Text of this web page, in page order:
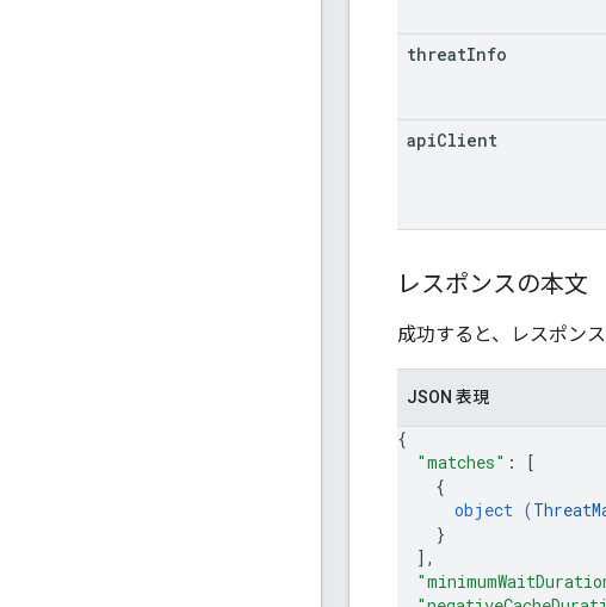
threatInfo
apiClient
レスポンスの本文
成功すると、レスポン
JSON 表現
{
"matches" :
[
{
object (
}
] ,